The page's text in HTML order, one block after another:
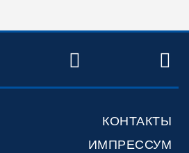
FACEBOOKYOUTUBE
КОНТАКТЫ
ИМПРЕССУМ